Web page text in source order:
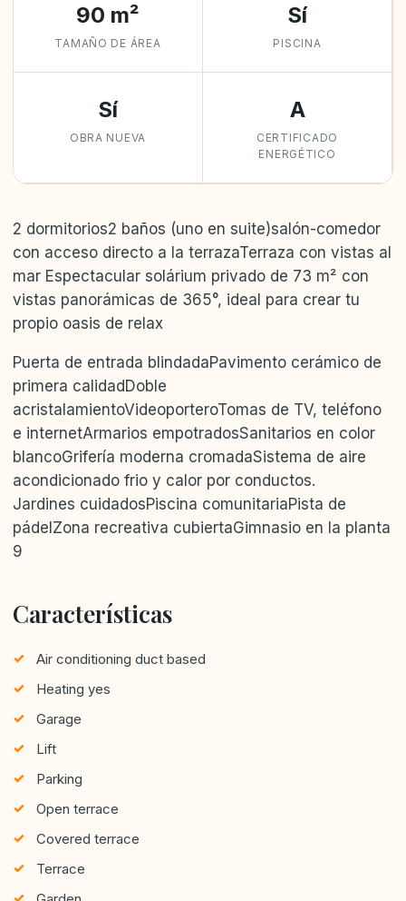
90 m²
TAMAÑO DE ÁREA
Sí
PISCINA
Sí
OBRA NUEVA
A
CERTIFICADO
ENERGÉTICO
2 dormitorios2 baños (uno en suite)salón-comedor
con acceso directo a la terrazaTerraza con vistas al
mar Espectacular solárium privado de 73 m² con
vistas panorámicas de 365°, ideal para crear tu
propio oasis de relax
Puerta de entrada blindadaPavimento cerámico de
primera calidadDoble
acristalamientoVideoporteroTomas de TV, teléfono
e internetArmarios empotradosSanitarios en color
blancoGrifería moderna cromadaSistema de aire
acondicionado frio y calor por conductos.
Jardines cuidadosPiscina comunitariaPista de
pádelZona recreativa cubiertaGimnasio en la planta
9
Características
Air conditioning duct based
Heating yes
Garage
Lift
Parking
Open terrace
Covered terrace
Terrace